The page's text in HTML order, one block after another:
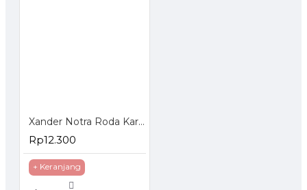
Xander Notra Roda Karet Mati 3 inch - Roda Karet Troli Trolley Trolly
Rp12.300
+ Keranjang